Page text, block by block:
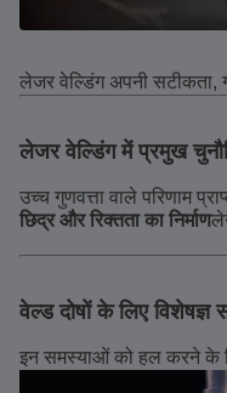
लेजर वेल्डिंग अपनी सटीकता,
लेजर वेल्डिंग में प्रमुख
उच्च गुणवत्ता वाले परिणाम
छिद्र और रिक्तता का निर्माण
वेल्ड दोषों के लिए विशेषज्ञ
इन समस्याओं को हल करने के